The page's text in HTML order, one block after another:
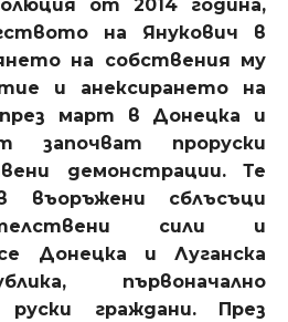
от 2014 година,
на Янукович в
на собствения му
и анексирането на
март в Донецка и
започват проруски
демонстрации. Те
въоръжени сблъсъци
сили и
Донецка и Луганска
първоначално
граждани. През